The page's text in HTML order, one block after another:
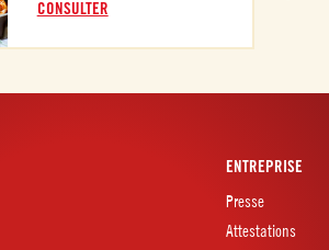
CONSULTER
ENTREPRISE
Presse
Attestations